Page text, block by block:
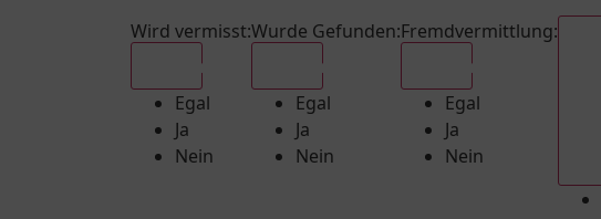
Wird vermisst:
Egal
Ja
Nein
Wurde Gefunden:
Egal
Ja
Nein
Fremdvermittlung:
Egal
Ja
Nein